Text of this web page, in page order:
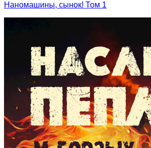
Наномашины, сынок! Том 1